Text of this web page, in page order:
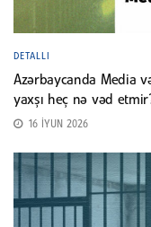
DETALLI
Azərbaycanda Media
yaxşı heç nə vəd
16 İYUN 2026